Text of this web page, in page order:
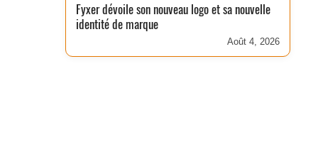
Fyxer dévoile son nouveau logo et sa nouvelle
identité de marque
Août 4, 2026